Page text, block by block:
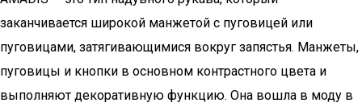
заканчивается широкой манжетой с пуговицей или
пуговицами, затягивающимися вокруг запястья. Манжеты,
пуговицы и кнопки в основном контрастного цвета и
выполняют декоративную функцию. Она вошла в моду в